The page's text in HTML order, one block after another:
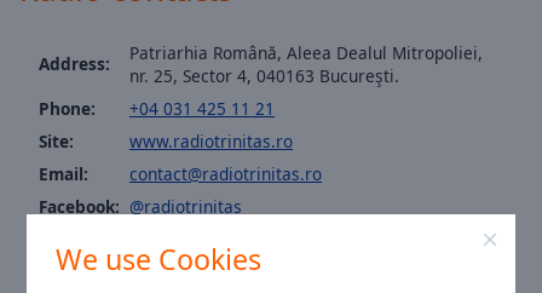
We use Cookies
Color
Opacity
Font
Address:
Patriarhia Română, Aleea Dealul Mitropoliei,
nr. 25, Sector 4, 040163 Bucureşti.
Phone:
+04 031 425 11 21
Site:
www.radiotrinitas.ro
Email:
contact@radiotrinitas.ro
Facebook: @radiotrinitas
Time in Bucharest:17:35,08.07.2026